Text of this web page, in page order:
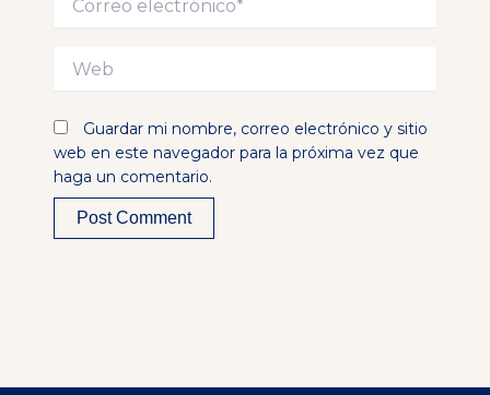
electrónico*
Guardar mi nombre, correo electrónico y sitio
web en este navegador para la próxima vez que
haga un comentario.